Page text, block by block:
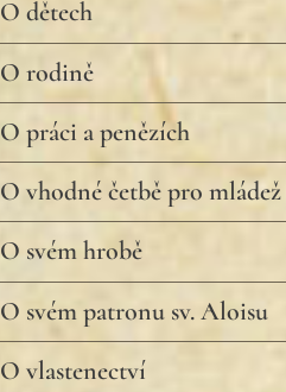
O dětech
O rodině
O práci a penězích
O vhodné četbě pro mládež
O svém hrobě
O svém patronu sv. Aloisu
O vlastenectví